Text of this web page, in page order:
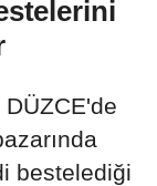
bestelediği